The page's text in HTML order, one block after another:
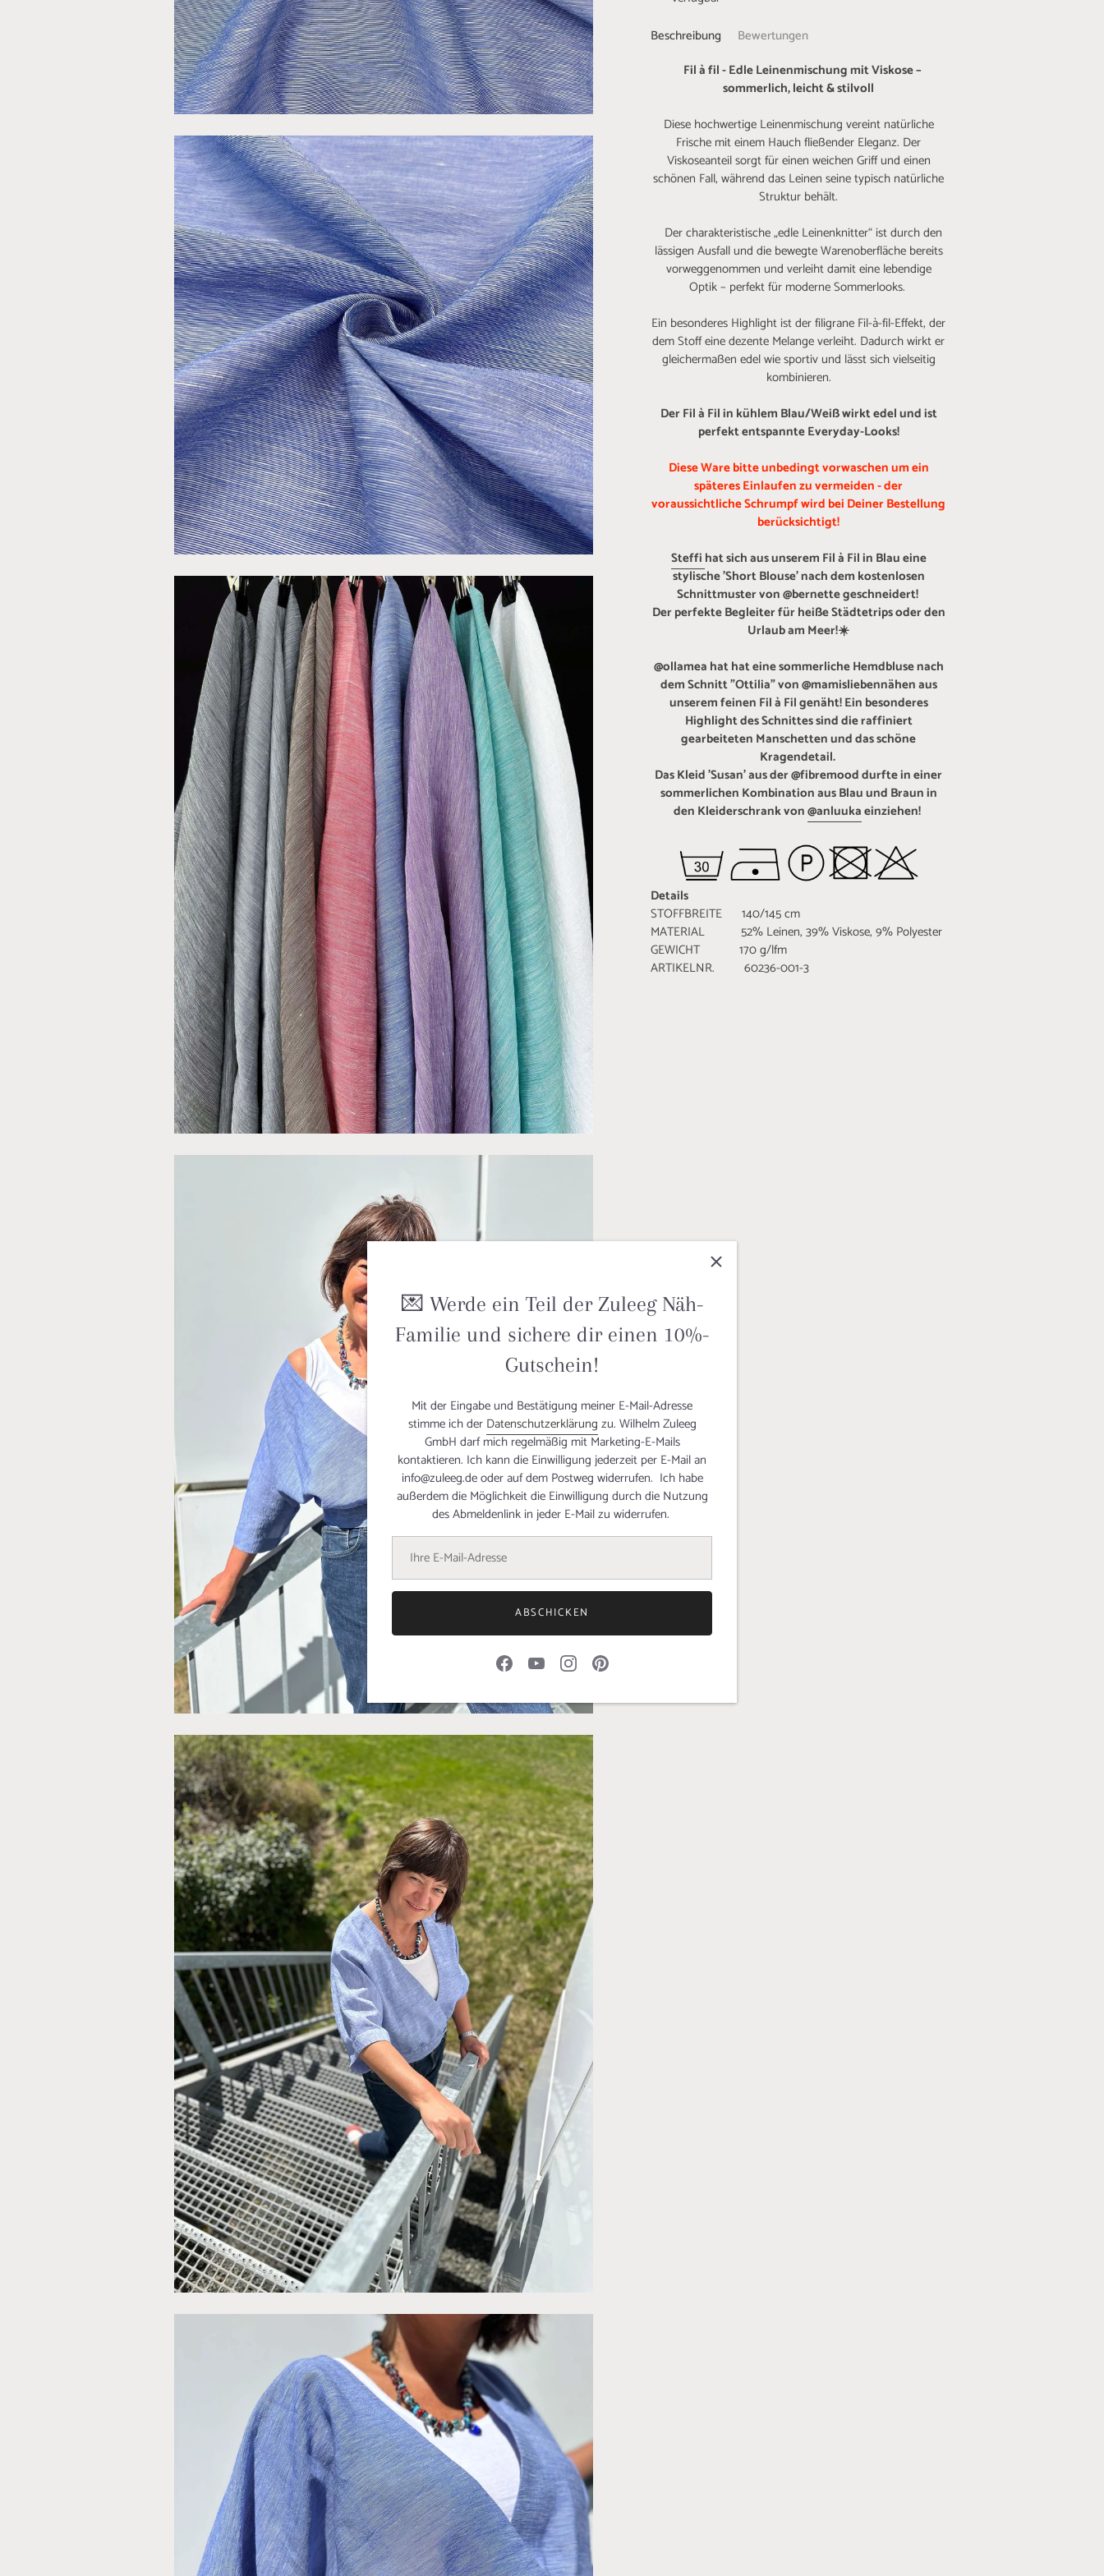
Beschreibung
Bewertungen
Fil à fil - Edle Leinenmischung mit Viskose –
sommerlich, leicht & stilvoll
Diese hochwertige Leinenmischung vereint natürliche
Frische mit einem Hauch fließender Eleganz. Der
Viskoseanteil sorgt für einen weichen Griff und einen
schönen Fall, während das Leinen seine typisch natürliche
Struktur behält.
Der charakteristische „edle Leinenknitter“ ist durch den
lässigen Ausfall und die bewegte Warenoberfläche bereits
vorweggenommen und verleiht damit eine lebendige
Optik – perfekt für moderne Sommerlooks.
Ein besonderes Highlight ist der filigrane Fil-à-fil-Effekt, der
dem Stoff eine dezente Melange verleiht. Dadurch wirkt er
gleichermaßen edel wie sportiv und lässt sich vielseitig
kombinieren.
Der Fil à Fil in kühlem Blau/Weiß wirkt edel und ist
perfekt entspannte Everyday-Looks!
Diese Ware bitte unbedingt vorwaschen um ein
späteres Einlaufen zu vermeiden - der
voraussichtliche Schrumpf wird bei Deiner Bestellung
berücksichtigt!
Steffi hat sich aus unserem Fil à Fil in Blau eine
stylische 'Short Blouse' nach dem kostenlosen
Schnittmuster von @bernette geschneidert!
Der perfekte Begleiter für heiße Städtetrips oder den
Urlaub am Meer!☀️
@ollamea hat hat eine sommerliche Hemdbluse nach
dem Schnitt "Ottilia" von @mamisliebennähen aus
unserem feinen Fil à Fil genäht! Ein besonderes
Highlight des Schnittes sind die raffiniert
gearbeiteten Manschetten und das schöne
Kragendetail.
Das Kleid 'Susan' aus der @fibremood durfte in einer
sommerlichen Kombination aus Blau und Braun in
den Kleiderschrank von@anluukaeinziehen!
Details
STOFFBREITE 140/145 cm
MATERIAL 52% Leinen, 39% Viskose, 9% Polyester
GEWICHT 170 g/lfm
ARTIKELNR. 60236-001-3
💌 Werde ein Teil der Zuleeg Näh-
Familie und sichere dir einen 10%-
Gutschein!
Mit der Eingabe und Bestätigung meiner E-Mail-Adresse
stimme ich der Datenschutzerklärung zu. Wilhelm Zuleeg
GmbH darf mich regelmäßig mit Marketing-E-Mails
kontaktieren. Ich kann die Einwilligung jederzeit per E-Mail an
info@zuleeg.de oder auf dem Postweg widerrufen. Ich habe
außerdem die Möglichkeit die Einwilligung durch die Nutzung
des Abmeldenlink in jeder E-Mail zu widerrufen.
ABSCHICKEN